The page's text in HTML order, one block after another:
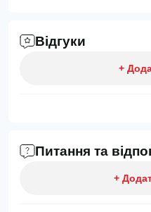
Відгуки
+
Питання та
+